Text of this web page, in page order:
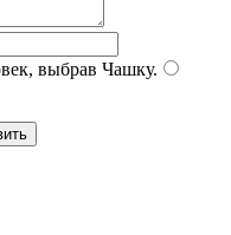
выбрав Чашку.